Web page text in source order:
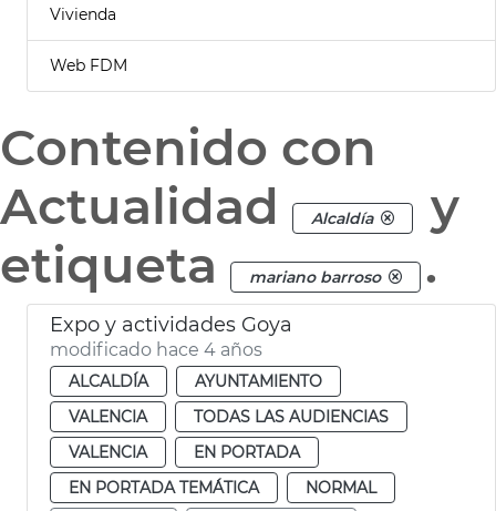
Vivienda
Web FDM
Contenido con
Actualidad
Alcaldía
y
etiqueta
mariano barroso .
Expo y actividades Goya
modificado hace 4 años
ALCALDÍA
AYUNTAMIENTO
VALENCIA
TODAS LAS AUDIENCIAS
VALENCIA
EN PORTADA
EN PORTADA TEMÁTICA
NORMAL